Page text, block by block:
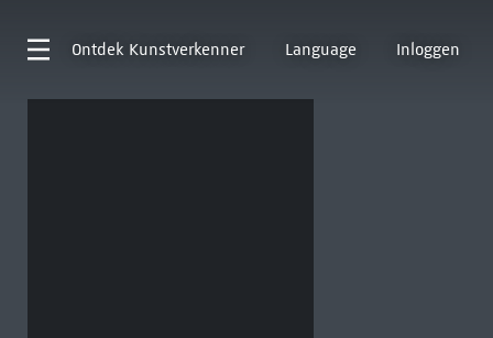
Ontdek Kunstverkenner Language Inloggen